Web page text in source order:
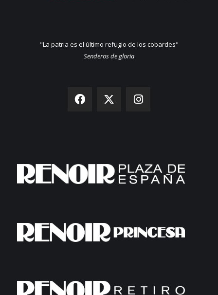
"La patria es el último refugio de los cobardes"
Senderos de gloria